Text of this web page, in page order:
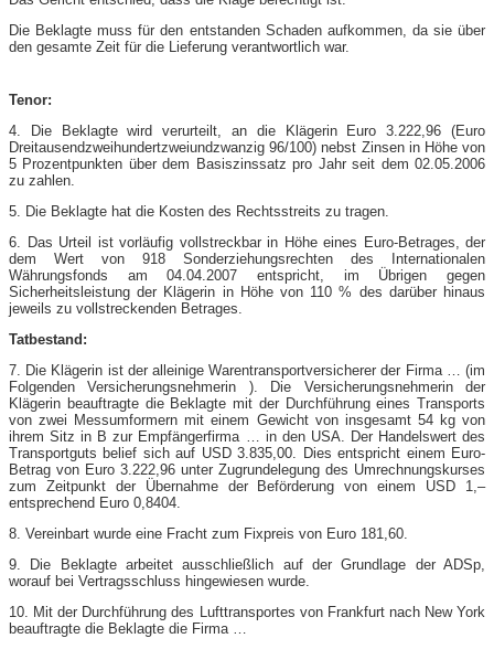
Die Beklagte muss für den entstanden Schaden aufkommen, da sie über
den gesamte Zeit für die Lieferung verantwortlich war.
Tenor:
4. Die Beklagte wird verurteilt, an die Klägerin Euro 3.222,96 (Euro
Dreitausendzweihundertzweiundzwanzig 96/100) nebst Zinsen in Höhe von
5 Prozentpunkten über dem Basiszinssatz pro Jahr seit dem 02.05.2006
zu zahlen.
5. Die Beklagte hat die Kosten des Rechtsstreits zu tragen.
6. Das Urteil ist vorläufig vollstreckbar in Höhe eines Euro-Betrages, der
dem Wert von 918 Sonderziehungsrechten des Internationalen
Währungsfonds am 04.04.2007 entspricht, im Übrigen gegen
Sicherheitsleistung der Klägerin in Höhe von 110 % des darüber hinaus
jeweils zu vollstreckenden Betrages.
Tatbestand:
7. Die Klägerin ist der alleinige Warentransportversicherer der Firma … (im
Folgenden Versicherungsnehmerin ). Die Versicherungsnehmerin der
Klägerin beauftragte die Beklagte mit der Durchführung eines Transports
von zwei Messumformern mit einem Gewicht von insgesamt 54 kg von
ihrem Sitz in B zur Empfängerfirma … in den USA. Der Handelswert des
Transportguts belief sich auf USD 3.835,00. Dies entspricht einem Euro-
Betrag von Euro 3.222,96 unter Zugrundelegung des Umrechnungskurses
zum Zeitpunkt der Übernahme der Beförderung von einem USD 1,–
entsprechend Euro 0,8404.
8. Vereinbart wurde eine Fracht zum Fixpreis von Euro 181,60.
9. Die Beklagte arbeitet ausschließlich auf der Grundlage der ADSp,
worauf bei Vertragsschluss hingewiesen wurde.
10. Mit der Durchführung des Lufttransportes von Frankfurt nach New York
beauftragte die Beklagte die Firma …